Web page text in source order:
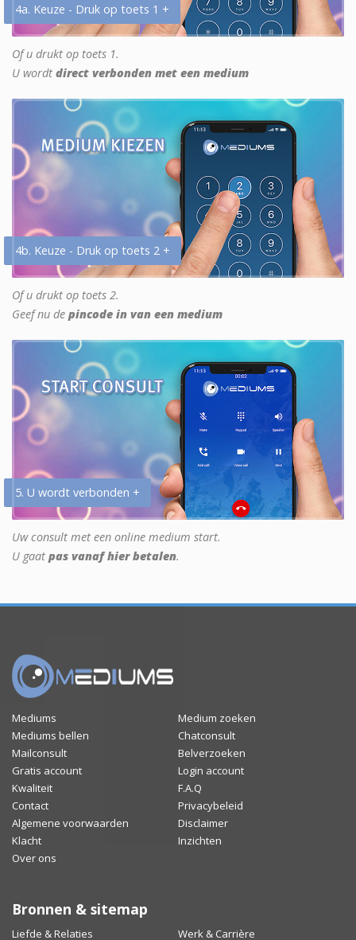
4a. Keuze - Druk op toets 1 +
Of u drukt op toets 1.
U wordt direct verbonden met een medium
4b. Keuze - Druk op toets 2 +
Of u drukt op toets 2.
Geef nu de pincode in van een medium
5. U wordt verbonden +
Uw consult met een online medium start.
U gaat pas vanaf hier betalen.
Mediums
Medium zoeken
Mediums bellen
Chatconsult
Mailconsult
Belverzoeken
Gratis account
Login account
Kwaliteit
F.A.Q
Contact
Privacybeleid
Algemene voorwaarden
Disclaimer
Klacht
Inzichten
Over ons
Bronnen & sitemap
Liefde & Relaties Werk & Carrière